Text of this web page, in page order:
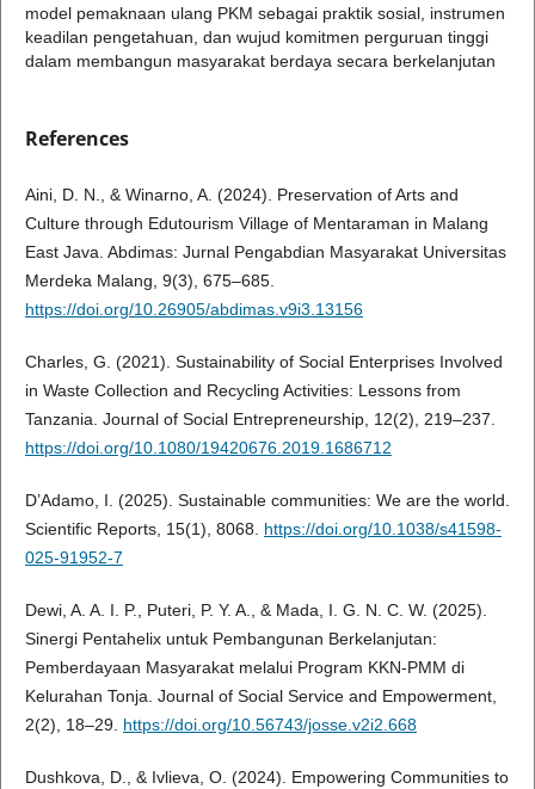
model pemaknaan ulang PKM sebagai praktik sosial, instrumen
keadilan pengetahuan, dan wujud komitmen perguruan tinggi
dalam membangun masyarakat berdaya secara berkelanjutan
References
Aini, D. N., & Winarno, A. (2024). Preservation of Arts and
Culture through Edutourism Village of Mentaraman in Malang
East Java. Abdimas: Jurnal Pengabdian Masyarakat Universitas
Merdeka Malang, 9(3), 675–685.
https://doi.org/10.26905/abdimas.v9i3.13156
Charles, G. (2021). Sustainability of Social Enterprises Involved
in Waste Collection and Recycling Activities: Lessons from
Tanzania. Journal of Social Entrepreneurship, 12(2), 219–237.
https://doi.org/10.1080/19420676.2019.1686712
D’Adamo, I. (2025). Sustainable communities: We are the world.
Scientific Reports, 15(1), 8068. https://doi.org/10.1038/s41598-
025-91952-7
Dewi, A. A. I. P., Puteri, P. Y. A., & Mada, I. G. N. C. W. (2025).
Sinergi Pentahelix untuk Pembangunan Berkelanjutan:
Pemberdayaan Masyarakat melalui Program KKN-PMM di
Kelurahan Tonja. Journal of Social Service and Empowerment,
2(2), 18–29. https://doi.org/10.56743/josse.v2i2.668
Dushkova, D., & Ivlieva, O. (2024). Empowering Communities to